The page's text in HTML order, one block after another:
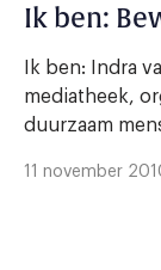
Ik ben:
Ik ben: Indra
mediatheek,
duurzaam
11 november